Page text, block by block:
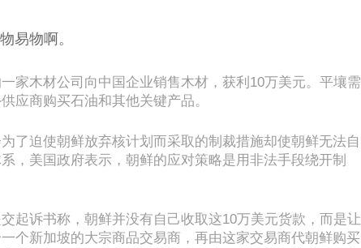
易物啊。
家木材公司向中国企业销售木材，获利10万美元。平壤需
应商购买石油和其他关键产品。
了迫使朝鲜放弃核计划而采取的制裁措施却使朝鲜无法自
，美国政府表示，朝鲜的应对策略是用非法手段绕开制
起诉书称，朝鲜并没有自己收取这10万美元货款，而是让
个新加坡的大宗商品交易商，再由这家交易商代朝鲜购买